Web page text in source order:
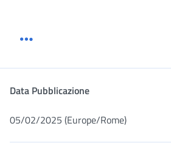
Dettaglio
Data Pubblicazione
05/02/2025 (Europe/Rome)